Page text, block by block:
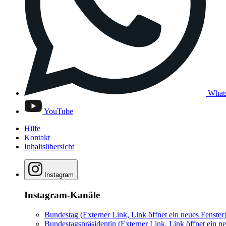
YouTube
Hilfe
Kontakt
Inhaltsübersicht
Instagram
Instagram-Kanäle
Bundestag (Externer Link, Link öffnet ein neues Fenster)
Bundestagspräsidentin (Externer Link, Link öffnet ein